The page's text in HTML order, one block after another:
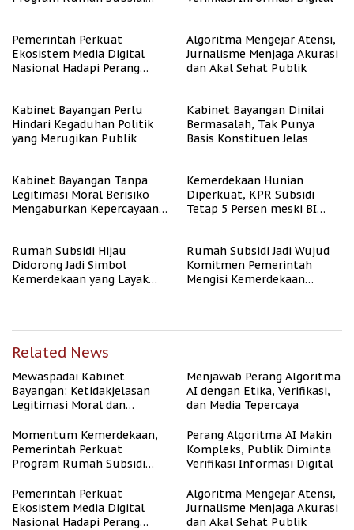
Pemerintah Perkuat
Ekosistem Media Digital
Nasional Hadapi Perang
Algoritma Mengejar Atensi,
Jurnalisme Menjaga Akurasi
dan Akal Sehat Publik
Kabinet Bayangan Perlu
Hindari Kegaduhan Politik
yang Merugikan Publik
Kabinet Bayangan Dinilai
Bermasalah, Tak Punya
Basis Konstituen Jelas
Kabinet Bayangan Tanpa
Legitimasi Moral Berisiko
Mengaburkan Kepercayaan
Kemerdekaan Hunian
Diperkuat, KPR Subsidi
Tetap 5 Persen meski BI
Rumah Subsidi Hijau
Didorong Jadi Simbol
Kemerdekaan yang Layak
Rumah Subsidi Jadi Wujud
Komitmen Pemerintah
Mengisi Kemerdekaan
Related News
Mewaspadai Kabinet
Bayangan: Ketidakjelasan
Legitimasi Moral dan
Menjawab Perang Algoritma
AI dengan Etika, Verifikasi,
dan Media Tepercaya
Momentum Kemerdekaan,
Pemerintah Perkuat
Program Rumah Subsidi
Berpenghasilan Rendah
Perang Algoritma AI Makin
Kompleks, Publik Diminta
Verifikasi Informasi Digital
Pemerintah Perkuat
Ekosistem Media Digital
Nasional Hadapi Perang
Algoritma Mengejar Atensi,
Jurnalisme Menjaga Akurasi
dan Akal Sehat Publik